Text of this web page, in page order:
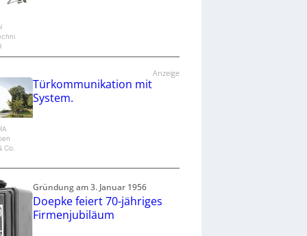
Anzeige
Co.
Türkommunikation mit
System.
Gründung am 3. Januar 1956
Doepke feiert 70-jähriges
Firmenjubiläum